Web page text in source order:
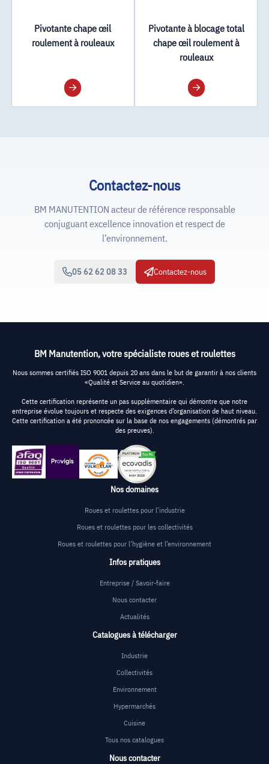
Pivotante chape œil
roulement à rouleaux
Pivotante à blocage total
chape œil roulement à
rouleaux
Contactez-nous
BM MANUTENTION acteur de référence responsable
conjuguant excellence innovation et respect de
l’environnement.
05 62 62 08 33 Contactez-nous
BM Manutention, votre spécialiste roues et roulettes
Nous sommes certifiés ISO 9001 depuis 20 ans dans le but de garantir à nos clients
«Qualité et Service au quotidien».
Cette certification représente un pas supplémentaire qui démontre que notre
entreprise évolue toujours et respecte des exigences d’organisation de haut niveau.
Cette certification a été prononcée sur la base de nos engagements (démontrés par
des preuves).
Nos domaines
Roues et roulettes pour l’industrie
Roues et roulettes pour les collectivités
Roues et roulettes pour l’hygiène et l’environnement
Infos pratiques
Entreprise / Savoir-faire
Nous contacter
Actualités
Catalogues à télécharger
Industrie
Collectivités
Environnement
Hypermarchés
Cuisine
Tous nos catalogues
Nous contacter